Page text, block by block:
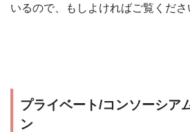
いるので、もしよければご覧くださ
プライベート/コンソーシア
ン